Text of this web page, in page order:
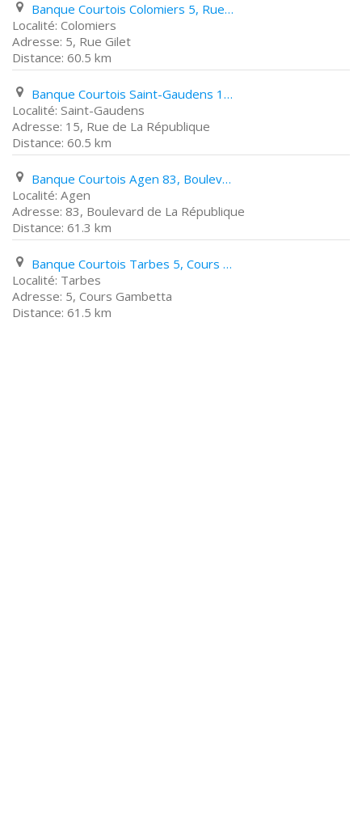
Banque Courtois Colomiers 5, Rue Gilet
Colomiers
5, Rue Gilet
60.5 km
Banque Courtois Saint-Gaudens 15, Rue de La République
Saint-Gaudens
15, Rue de La République
60.5 km
Banque Courtois Agen 83, Boulevard de La République
Agen
83, Boulevard de La République
61.3 km
Banque Courtois Tarbes 5, Cours Gambetta
Tarbes
5, Cours Gambetta
61.5 km